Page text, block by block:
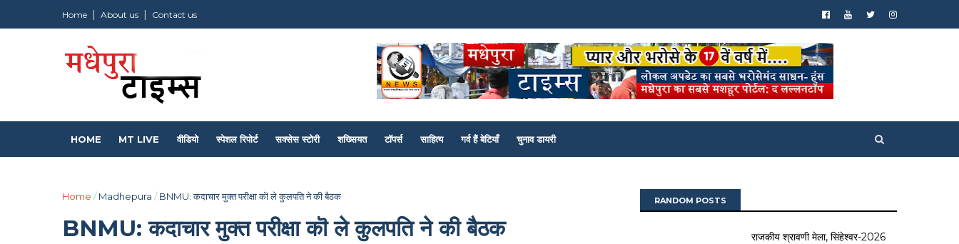
Home About us Contact us
HOME MT LIVE वीडियो स्पेशल रिपोर्ट सक्सेस स्टोरी शख्सियत टॉपर्स साहित्य गर्व हैं बेटियाँ चुनाव डायरी
Home / Madhepura / BNMU: कदाचार मुक्त परीक्षा कॊ ले कुलपति ने की बैठक
BNMU: कदाचार मुक्त परीक्षा कॊ ले कुलपति ने की बैठक
RANDOM POSTS
राजकीय श्रावणी मेला, सिंहेश्वर-2026